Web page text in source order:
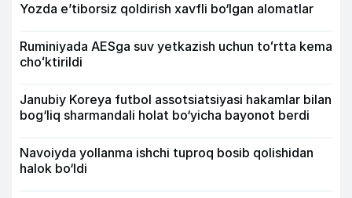
Yozda e’tiborsiz qoldirish xavfli bo‘lgan alomatlar
Ruminiyada AESga suv yetkazish uchun toʻrtta kema
choʻktirildi
Janubiy Koreya futbol assotsiatsiyasi hakamlar bilan
bog‘liq sharmandali holat bo‘yicha bayonot berdi
Navoiyda yollanma ishchi tuproq bosib qolishidan
halok bo‘ldi